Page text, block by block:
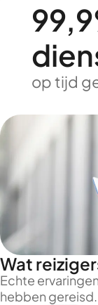
op tijd
Wat
Echte
hebben gereisd.